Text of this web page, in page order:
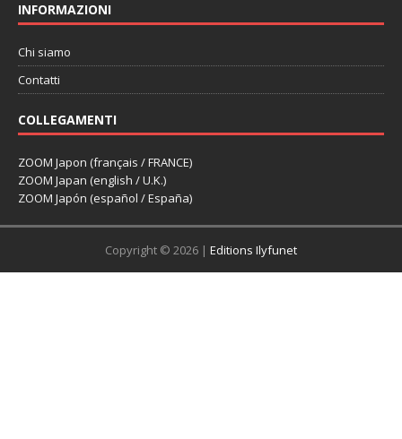
INFORMAZIONI
Chi siamo
Contatti
COLLEGAMENTI
ZOOM Japon (français / FRANCE)
ZOOM Japan (english / U.K.)
ZOOM Japón (español / España)
Copyright © 2026 | Editions Ilyfunet